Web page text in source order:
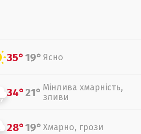
35°19° Ясно
34°21° Мінлива хмарність,
зливи
28°19° Хмарно, грози